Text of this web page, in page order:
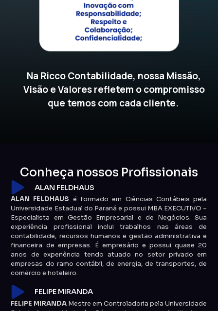
Na Ricco Contabilidade, nossa Missão,
Visão e Valores refletem o compromisso
que temos com cada cliente.
Conheça nossos Profissionais
ALAN FELDHAUS
ALAN FELDHAUS é formado em Ciências Contábeis pela
Universidade Estadual do Paraná e possui MBA EXECUTIVO –
Especialista em Gestão Empresarial e de Negócios. Sua
experiência profissional inclui trabalhos nas áreas de
contabilidade, recursos humanos e gestão administrativa e
financeira de empresas. É empresário e possui quase 20
anos de experiência tendo atuado no setor privado em
empresas do ramo contábil, de energia, de transportes, de
comércio e hoteleiro.
FELIPE MIRANDA
FELIPE MIRANDA Mestre em Controladoria pela Universidade